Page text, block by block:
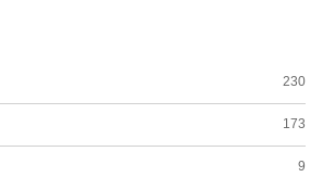
230
173
9